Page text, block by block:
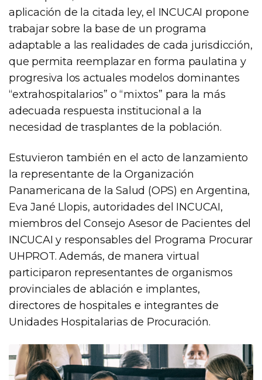
aplicación de la citada ley, el INCUCAI propone
trabajar sobre la base de un programa
adaptable a las realidades de cada jurisdicción,
que permita reemplazar en forma paulatina y
progresiva los actuales modelos dominantes
“extrahospitalarios” o “mixtos” para la más
adecuada respuesta institucional a la
necesidad de trasplantes de la población.
Estuvieron también en el acto de lanzamiento
la representante de la Organización
Panamericana de la Salud (OPS) en Argentina,
Eva Jané Llopis, autoridades del INCUCAI,
miembros del Consejo Asesor de Pacientes del
INCUCAI y responsables del Programa Procurar
UHPROT. Además, de manera virtual
participaron representantes de organismos
provinciales de ablación e implantes,
directores de hospitales e integrantes de
Unidades Hospitalarias de Procuración.